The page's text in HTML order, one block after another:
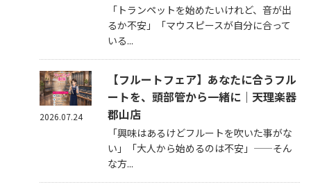
「トランペットを始めたいけれど、音が出
るか不安」「マウスピースが自分に合って
いる...
【フルートフェア】あなたに合うフル
ートを、頭部管から一緒に｜天理楽器
郡山店
「興味はあるけどフルートを吹いた事がな
い」「大人から始めるのは不安」——そん
な方...
2026.07.24